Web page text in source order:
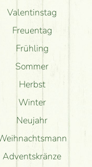
Valentinstag
Freuentag
Frühling
Sommer
Herbst
Winter
Neujahr
Adventskränze